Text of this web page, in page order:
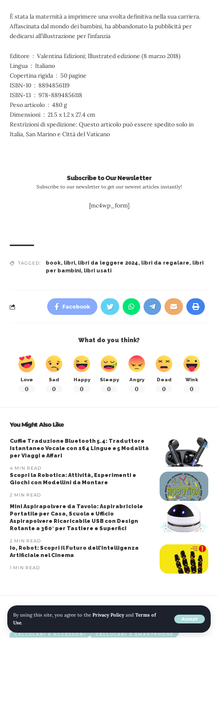
By using this site, you agree to the Privacy Policyand Terms of
Use.
Accept
È stata la maternità a imprimere una svolta definitiva nella sua carriera.
Affascinata dal mondo dei bambini, ha abbandonato la pubblicità per
dedicarsi all’illustrazione per l’infanzia
Editore ‏ : ‎ Valentina Edizioni; Illustrated edizione (8 marzo 2018)
Lingua ‏ : ‎ Italiano
Copertina rigida ‏ : ‎ 50 pagine
ISBN-10 ‏ : ‎ 8894856119
ISBN-13 ‏ : ‎ 978-8894856118
Peso articolo ‏ : ‎ 480 g
Dimensioni ‏ : ‎ 21.5 x 1.2 x 27.4 cm
Restrizioni di spedizione: Questo articolo può essere spedito solo in
Italia, San Marino e Città del Vaticano
Subscribe to Our Newsletter
Subscribe to our newsletter to get our newest articles instantly!
[mc4wp_form]
TAGGED: book, libri, libri da leggere 2024, libri da regalare, libri
per bambini, libri usati
Facebook
What do you think?
Love
0
Sad
0
Happy
0
Sleepy
0
Angry
0
Dead
0
Wink
0
You Might Also Like
Cuffie Traduzione Bluetooth 5.4: Traduttore
Istantaneo Vocale con 164 Lingue e 5 Modalità
per Viaggi e Affari
4 MIN READ
Scopri la Robotica: Attività, Esperimenti e
Giochi con Modellini da Montare
2 MIN READ
Mini Aspirapolvere da Tavolo: Aspirabriciole
Portatile per Casa, Scuola e Ufficio
Aspirapolvere Ricaricabile USB con Design
Rotante a 360° per Tastiere e Superfici
2 MIN READ
Io, Robot: Scopri il Futuro dell’Intelligenza
Artificiale nel Cinema
1 MIN READ
Home» Blog »Apple iPhone 11 128GB – Viola – Sbloccato (Ricondizionato)
CELLULARI E ACCESSORI
CELLULARI E SMARTPHONE